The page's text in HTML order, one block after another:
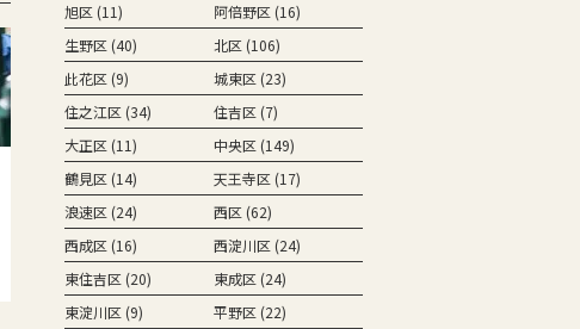
旭区 (11)
阿倍野区 (16)
生野区 (40)
北区 (106)
此花区 (9)
城東区 (23)
住之江区 (34)
住吉区 (7)
大正区 (11)
中央区 (149)
鶴見区 (14)
天王寺区 (17)
浪速区 (24)
西区 (62)
西成区 (16)
西淀川区 (24)
東住吉区 (20)
東成区 (24)
東淀川区 (9)
平野区 (22)